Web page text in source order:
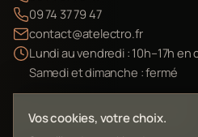
09 74 37 79 47
contact@atelectro.fr
Lundi au vendredi : 10h–17h en
Samedi et dimanche : fermé
Envoyer mon matériel
Vos cookies, votre choix.